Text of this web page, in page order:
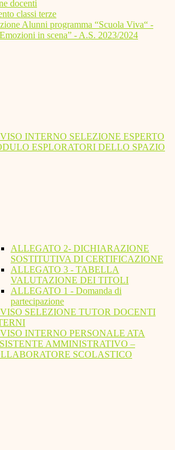
docenti
classi terze
Alunni programma “Scuola Viva“ -
in scena” - A.S. 2023/2024
INTERNO SELEZIONE ESPERTO
ESPLORATORI DELLO SPAZIO
ALLEGATO 2- DICHIARAZIONE
SOSTITUTIVA DI CERTIFICAZIONE
ALLEGATO 3 - TABELLA
VALUTAZIONE DEI TITOLI
ALLEGATO 1 - Domanda di
partecipazione
SELEZIONE TUTOR DOCENTI
INTERNO PERSONALE ATA
AMMINISTRATIVO –
SCOLASTICO